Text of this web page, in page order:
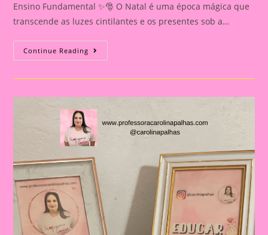
Ensino Fundamental ✨🎅 O Natal é uma época mágica que
transcende as luzes cintilantes e os presentes sob a…
Continue Reading Atividade
De
🎄
Magia
Natal
Na
Educação
E
No
Ensino
Fundamental